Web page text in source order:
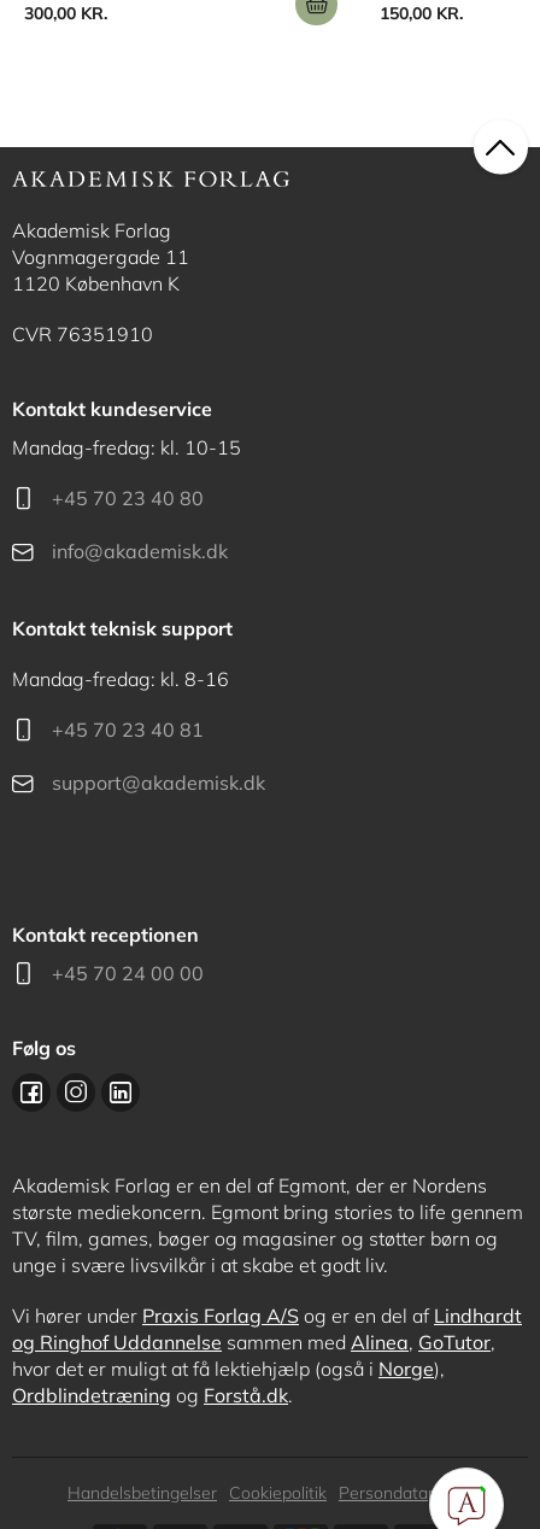
300,00 KR. 150,00 KR.
Akademisk Forlag
Vognmagergade 11
1120 København K
CVR 76351910
Kontakt kundeservice
Mandag-fredag: kl. 10-15
+45 70 23 40 80
info@akademisk.dk
Kontakt teknisk support
Mandag-fredag: kl. 8-16
+45 70 23 40 81
support@akademisk.dk
Kontakt receptionen
+45 70 24 00 00
Følg os
Akademisk Forlag er en del af Egmont, der er Nordens
største mediekoncern. Egmont bring stories to life gennem
TV, film, games, bøger og magasiner og støtter børn og
unge i svære livsvilkår i at skabe et godt liv.
Vi hører under Praxis Forlag A/S og er en del af Lindhardt
og Ringhof Uddannelse sammen med Alinea, GoTutor,
hvor det er muligt at få lektiehjælp (også i Norge),
Ordblindetræning og Forstå.dk.
Subfooter
Handelsbetingelser Cookiepolitik
Persondatapolitik